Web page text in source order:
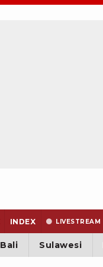
INDEX LIVESTREAM
Bali Sulawesi